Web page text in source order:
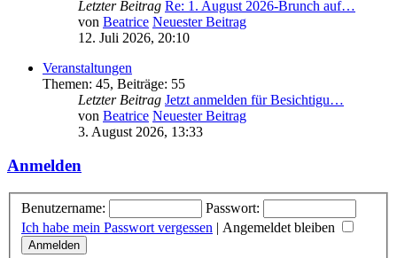
Letzter Beitrag Re: 1. August 2026-Brunch auf…
von Beatrice Neuester Beitrag
12. Juli 2026, 20:10
Veranstaltungen
Themen: 45, Beiträge: 55
Letzter Beitrag Jetzt anmelden für Besichtigu…
von Beatrice Neuester Beitrag
3. August 2026, 13:33
Anmelden
Benutzername:
Passwort:
Ich habe mein Passwort vergessen | Angemeldet bleiben